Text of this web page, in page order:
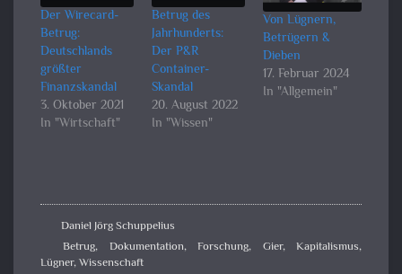
Der Wirecard-
Betrug:
Deutschlands
größter
Finanzskandal
3. Oktober 2021
In "Wirtschaft"
Betrug des
Jahrhunderts:
Der P&R
Container-
Skandal
20. August 2022
In "Wissen"
Von Lügnern,
Betrügern &
Dieben
17. Februar 2024
In "Allgemein"
Daniel Jörg Schuppelius
Betrug, Dokumentation, Forschung, Gier, Kapitalismus,
Lügner,Wissenschaft